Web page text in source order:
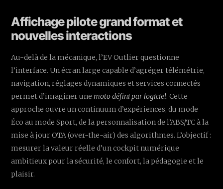
Affichage pilote grand format et
nouvelles interactions
Au-delà de la mécanique, l’EV Outlier questionne
l’interface. Un écran large capable d’agréger télémétrie,
navigation, réglages dynamiques et services connectés
permet d’imaginer unemoto défini par logiciel. Cette
approche ouvre un continuum d’expériences, du mode
Éco au mode Sport, de la personnalisation de l’ABS/TC à la
mise à jour OTA (over-the-air) des algorithmes. L’objectif :
mesurer la valeur réelle d’un cockpit numérique
ambitieux pour la sécurité, le confort, la pédagogie et le
plaisir.